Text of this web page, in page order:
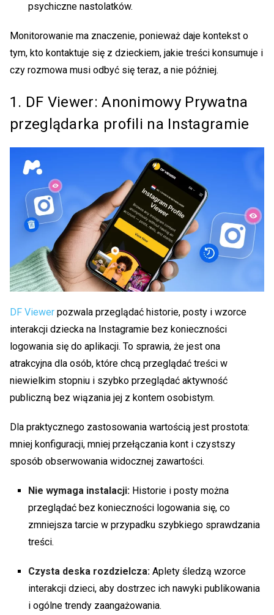
psychiczne nastolatków.
Monitorowanie ma znaczenie, ponieważ daje kontekst o
tym, kto kontaktuje się z dzieckiem, jakie treści konsumuje i
czy rozmowa musi odbyć się teraz, a nie później.
1. DF Viewer: Anonimowy Prywatna
przeglądarka profili na Instagramie
DF Viewer pozwala przeglądać historie, posty i wzorce
interakcji dziecka na Instagramie bez konieczności
logowania się do aplikacji. To sprawia, że jest ona
atrakcyjna dla osób, które chcą przeglądać treści w
niewielkim stopniu i szybko przeglądać aktywność
publiczną bez wiązania jej z kontem osobistym.
Dla praktycznego zastosowania wartością jest prostota:
mniej konfiguracji, mniej przełączania kont i czystszy
sposób obserwowania widocznej zawartości.
Nie wymaga instalacji: Historie i posty można
przeglądać bez konieczności logowania się, co
zmniejsza tarcie w przypadku szybkiego sprawdzania
treści.
Czysta deska rozdzielcza: Aplety śledzą wzorce
interakcji dzieci, aby dostrzec ich nawyki publikowania
i ogólne trendy zaangażowania.